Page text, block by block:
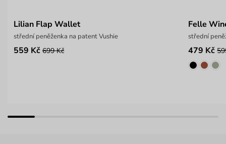
Lilian Flap Wallet
střední peněženka na patent Vushie
559 Kč 699 Kč
Felle
střední
479 Kč